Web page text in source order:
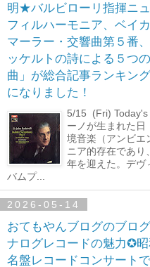
明★バルビローリ指揮ニュ
フィルハーモニア、ベイ
マーラー・交響曲第５番
ッケルトの詩による５つ
曲」が総合記事ランキン
になりました！
5/15 (Fri) Today's
ーノが生まれた日
境音楽（アンビエ
ニア的存在であ
年を迎えた。デヴ
バムプ...
2026-05-14
おてもやんブログのブロ
ナログレコードの魅力✪
名盤レコードコンサート